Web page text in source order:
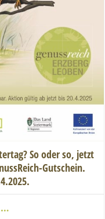
So oder so, jetzt
Gutschein.
…